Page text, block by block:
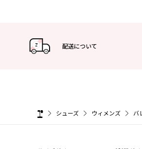
配送について
シューズ ウィメンズ バ